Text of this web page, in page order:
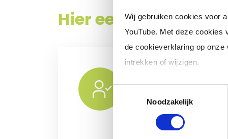
Wij gebruiken cookies voor
YouTube. Met deze cookies
de cookieverklaring op
intrekken of wijzigen.
Noodzakelijk
Hier een overzicht
in loondienst)
Voor het selecteren van